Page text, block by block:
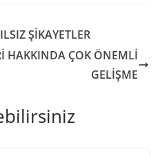
ŞİKAYETLER
HAKKINDA ÇOK ÖNEMLİ
GELİŞME